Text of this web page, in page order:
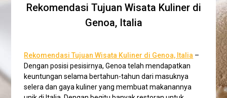
Rekomendasi Tujuan Wisata Kuliner di
Genoa, Italia
Rekomendasi Tujuan Wisata Kuliner di Genoa, Italia –
Dengan posisi pesisirnya, Genoa telah mendapatkan
keuntungan selama bertahun-tahun dari masuknya
selera dan gaya kuliner yang membuat makanannya